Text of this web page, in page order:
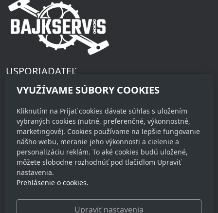
USPORIADATEĽ
Občianske združenie Maratón
900 33 Marianka
KONTAKT
riaditeľ pretekov
Juraj Jánošík
info@stupavskymaraton.sk
VYUŽÍVAME SÚBORY COOKIES
Kliknutím na Prijať cookies dávate súhlas s uložením
vybraných cookies (nutné, preferenčné, výkonnostné,
marketingové). Cookies používame na lepšie fungovanie
nášho webu, meranie jeho výkonnosti a cielenie a
personalizáciu reklám. To aké cookies budú uložené,
môžete slobodne rozhodnúť pod tlačidlom Upraviť
nastavenia.
Prehlásenie o cookies.
Upraviť nastavenia